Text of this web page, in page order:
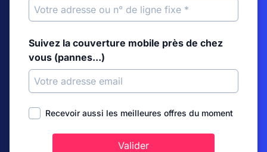
Suivez la couverture mobile près de chez
vous (pannes...)
Recevoir aussi les meilleures offres du moment
Valider